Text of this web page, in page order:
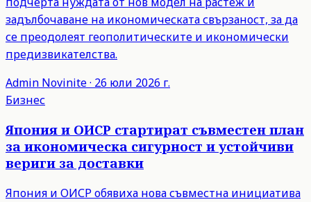
задълбочаване на икономическата свързаност, за да
се преодолеят геополитическите и икономически
предизвикателства.
Admin Novinite· 26 юли 2026 г.
Бизнес
Япония и ОИСР стартират съвместен план
за икономическа сигурност и устойчиви
вериги за доставки
Япония и ОИСР обявиха нова съвместна инициатива